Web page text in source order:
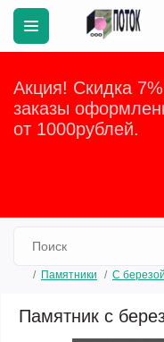
Акция! Скидка
заказы
от 1000рублей.
Памятники C березой
Памятник с